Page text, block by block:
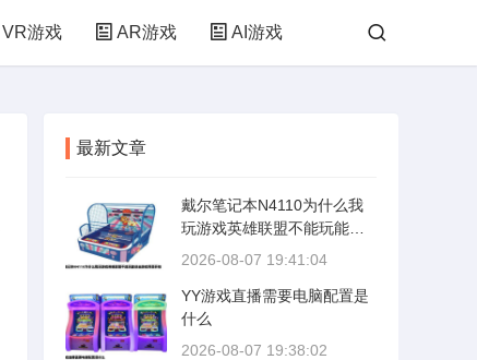
VR游戏 AR游戏 AI游戏
最新文章
戴尔笔记本N4110为什么我
玩游戏英雄联盟不能玩能进
去游戏界面开始
2026-08-07 19:41:04
YY游戏直播需要电脑配置是
什么
2026-08-07 19:38:02